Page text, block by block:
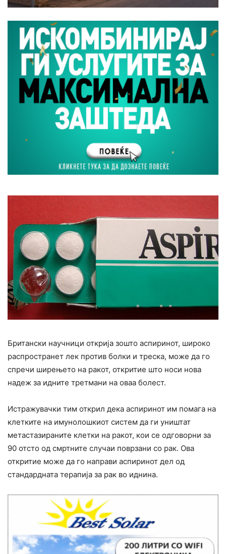
Британски научници открија зошто аспиринот, широко
распространет лек против болки и треска, може да го
спречи ширењето на ракот, откритие што носи нова
надеж за идните третмани на оваа болест.
Истражувачки тим открил дека аспиринот им помага на
клетките на имунолошкиот систем да ги уништат
метастазираните клетки на ракот, кои се одговорни за
90 отсто од смртните случаи поврзани со рак. Ова
откритие може да го направи аспиринот дел од
стандардната терапија за рак во иднина.